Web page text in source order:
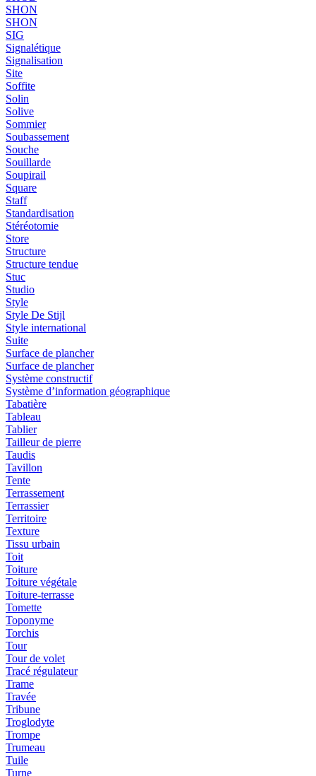
SHON
SHON
SIG
Signalétique
Signalisation
Site
Soffite
Solin
Solive
Sommier
Soubassement
Souche
Souillarde
Soupirail
Square
Staff
Standardisation
Stéréotomie
Store
Structure
Structure tendue
Stuc
Studio
Style
Style De Stijl
Style international
Suite
Surface de plancher
Surface de plancher
Système constructif
Système d’information géographique
Tabatière
Tableau
Tablier
Tailleur de pierre
Taudis
Tavillon
Tente
Terrassement
Terrassier
Territoire
Texture
Tissu urbain
Toit
Toiture
Toiture végétale
Toiture-terrasse
Tomette
Toponyme
Torchis
Tour
Tour de volet
Tracé régulateur
Trame
Travée
Tribune
Troglodyte
Trompe
Trumeau
Tuile
Turne